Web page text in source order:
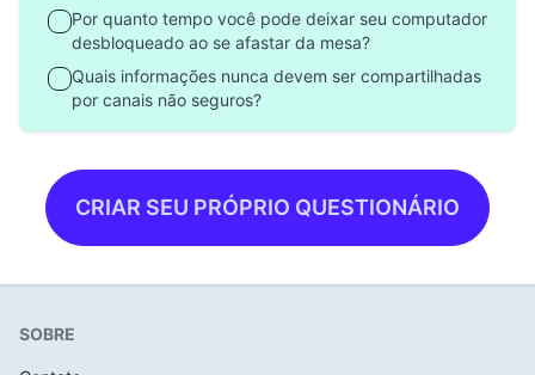
Por quanto tempo você pode deixar seu computador
desbloqueado ao se afastar da mesa?
Quais informações nunca devem ser compartilhadas
por canais não seguros?
CRIAR SEU PRÓPRIO QUESTIONÁRIO
SOBRE